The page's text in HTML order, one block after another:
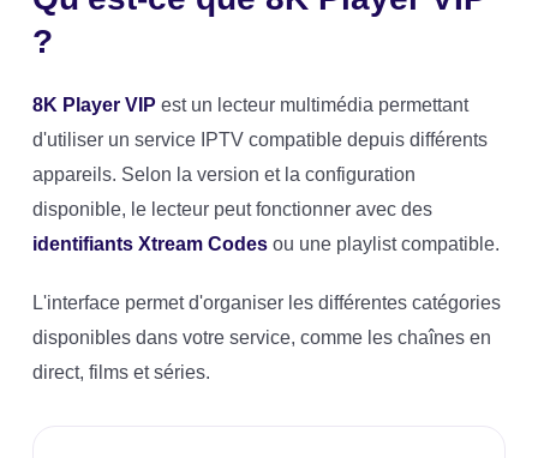
?
8K Player VIP est un lecteur multimédia permettant
d'utiliser un service IPTV compatible depuis différents
appareils. Selon la version et la configuration
disponible, le lecteur peut fonctionner avec des
identifiants Xtream Codes ou une playlist compatible.
L'interface permet d'organiser les différentes catégories
disponibles dans votre service, comme les chaînes en
direct, films et séries.